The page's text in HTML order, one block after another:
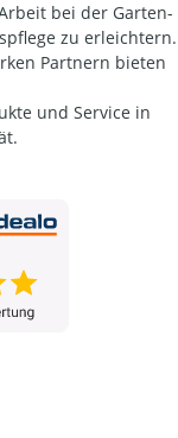
bei der Garten-
zu erleichtern.
Partnern bieten
und Service in